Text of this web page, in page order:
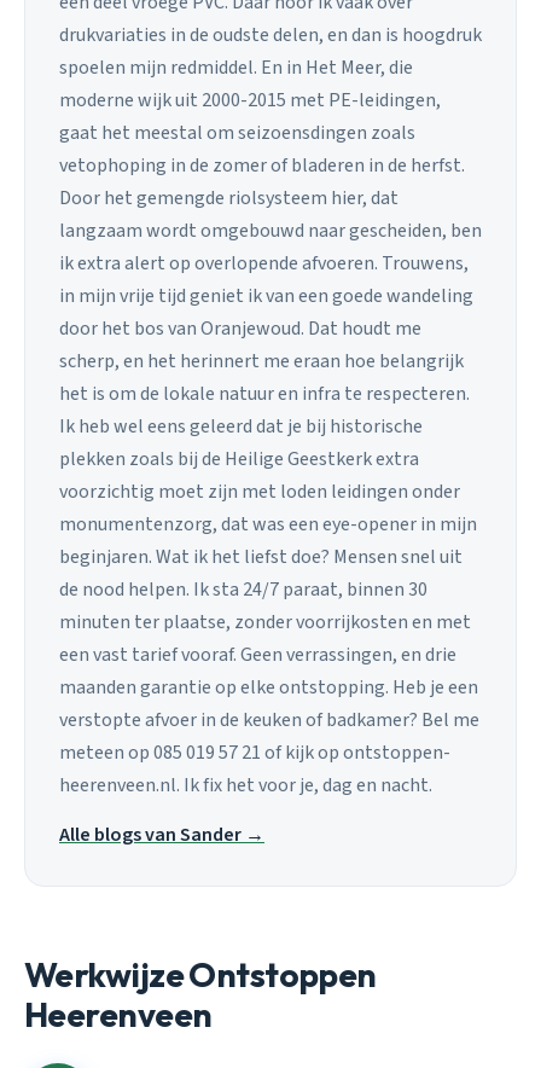
drukvariaties in de oudste delen, en dan is hoogdruk
spoelen mijn redmiddel. En in Het Meer, die
moderne wijk uit 2000-2015 met PE-leidingen,
gaat het meestal om seizoensdingen zoals
vetophoping in de zomer of bladeren in de herfst.
Door het gemengde riolsysteem hier, dat
langzaam wordt omgebouwd naar gescheiden, ben
ik extra alert op overlopende afvoeren. Trouwens,
in mijn vrije tijd geniet ik van een goede wandeling
door het bos van Oranjewoud. Dat houdt me
scherp, en het herinnert me eraan hoe belangrijk
het is om de lokale natuur en infra te respecteren.
Ik heb wel eens geleerd dat je bij historische
plekken zoals bij de Heilige Geestkerk extra
voorzichtig moet zijn met loden leidingen onder
monumentenzorg, dat was een eye-opener in mijn
beginjaren. Wat ik het liefst doe? Mensen snel uit
de nood helpen. Ik sta 24/7 paraat, binnen 30
minuten ter plaatse, zonder voorrijkosten en met
een vast tarief vooraf. Geen verrassingen, en drie
maanden garantie op elke ontstopping. Heb je een
verstopte afvoer in de keuken of badkamer? Bel me
meteen op 085 019 57 21 of kijk op ontstoppen-
heerenveen.nl. Ik fix het voor je, dag en nacht.
Alle blogs van Sander →
Werkwijze Ontstoppen
Heerenveen